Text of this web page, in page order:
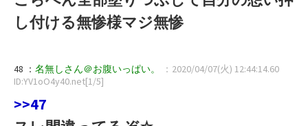
し付ける無惨様マジ無惨
48 ： 名無しさん＠お腹いっぱい。
：2020/04/07(火) 12:44:14.60
ID:YV1oO4y40.net[1/5]
>>47